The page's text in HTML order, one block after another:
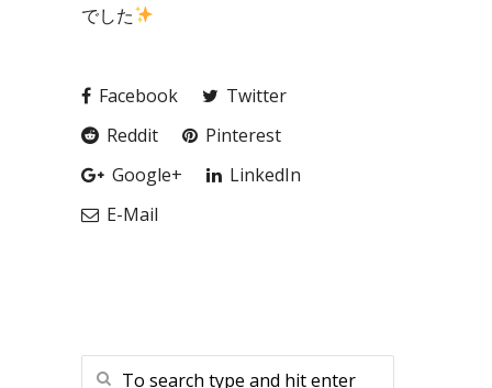
でした
Facebook
Twitter
Reddit
Pinterest
Google+
LinkedIn
E-Mail